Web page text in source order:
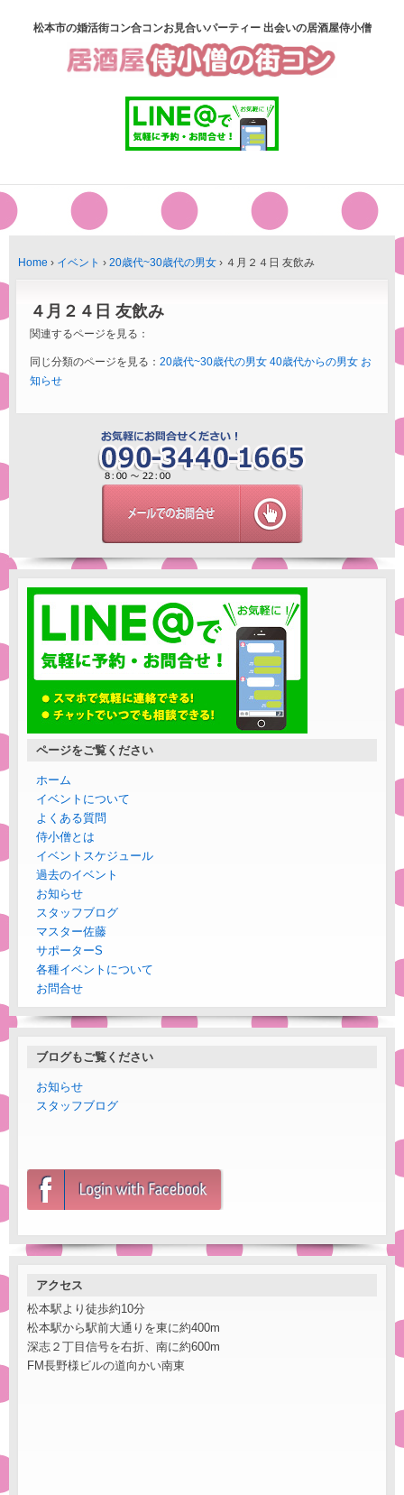
松本市の婚活街コン合コンお見合いパーティー 出会いの居酒屋侍小僧
Home › イベント › 20歳代~30歳代の男女 › ４月２４日 友飲み
４月２４日 友飲み
関連するページを見る：
同じ分類のページを見る： 20歳代~30歳代の男女 40歳代からの男女 お
知らせ
ページをご覧ください
ホーム
イベントについて
よくある質問
侍小僧とは
イベントスケジュール
過去のイベント
お知らせ
スタッフブログ
マスター佐藤
サポーターS
各種イベントについて
お問合せ
ブログもご覧ください
お知らせ
スタッフブログ
アクセス
松本駅より徒歩約10分
松本駅から駅前大通りを東に約400m
深志２丁目信号を右折、南に約600m
FM長野様ビルの道向かい南東